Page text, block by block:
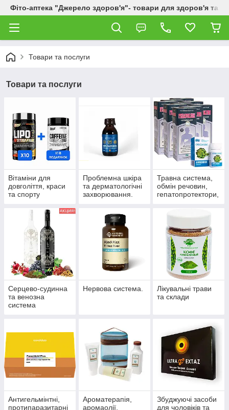
Фіто-аптека "Джерело здоров'я"- товари для здоров'я та
Товари та послуги
Товари та послуги
Вітаміни для
довголіття, краси
та спорту
Проблемна шкіра
та дерматологічні
захворювання.
Травна система,
обмін речовин,
гепатопротектори,
Серцево-судинна
та венозна
система
Нервова система.
Лікувальні трави
та склади
Антигельмінтні,
протипаразитарні
Ароматерапія,
аромаолії,
Збуджуючі засоби
для чоловіків та